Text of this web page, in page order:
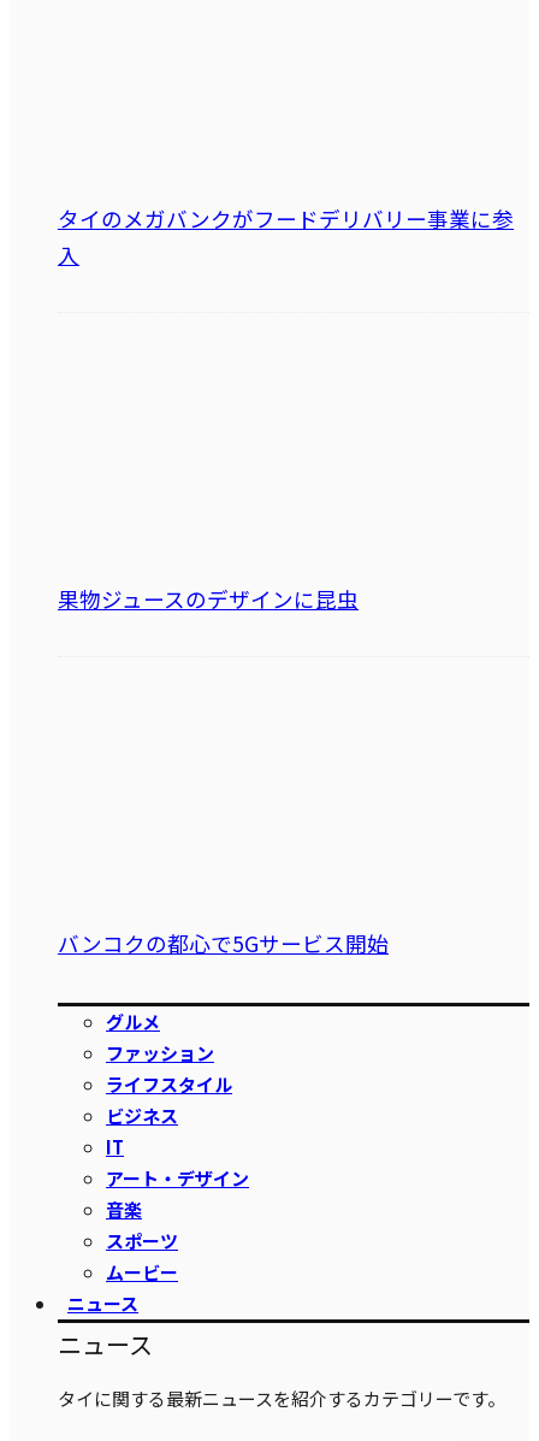
タイのメガバンクがフードデリバリー事業に参
入
果物ジュースのデザインに昆虫
バンコクの都心で5Gサービス開始
グルメ
ファッション
ライフスタイル
ビジネス
IT
アート・デザイン
音楽
スポーツ
ムービー
ニュース
ニュース
タイに関する最新ニュースを紹介するカテゴリーです。